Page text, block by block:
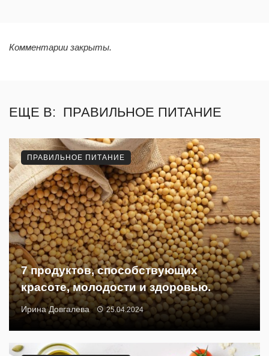
Комментарии закрыты.
ЕЩЕ В: ПРАВИЛЬНОЕ ПИТАНИЕ
7 продуктов, способствующих
красоте, молодости и здоровью.
Ирина Довгалева 25.04.2024
ПРАВИЛЬНОЕ ПИТАНИЕ